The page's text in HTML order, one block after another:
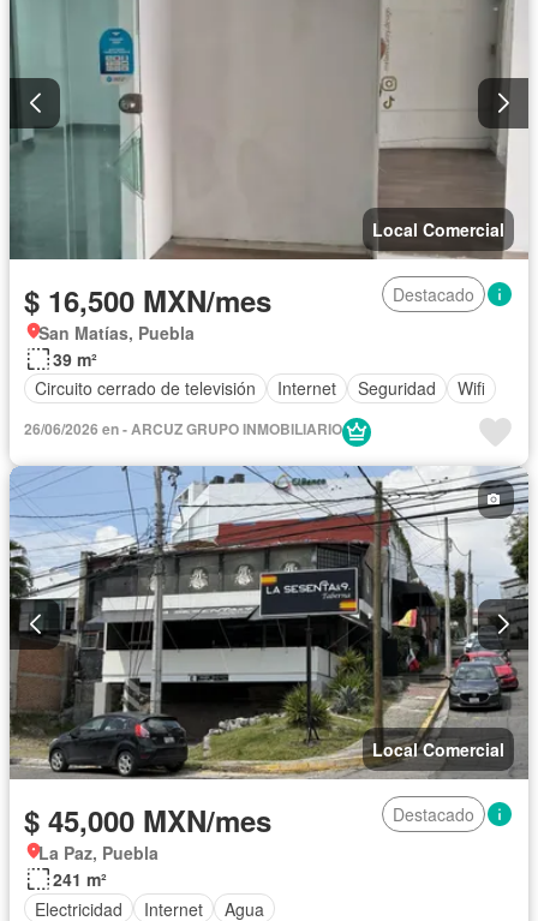
Local Comercial
$ 16,500 MXN/mes
Destacado
San Matías, Puebla
39 m²
Circuito cerrado de televisión
Internet Seguridad Wifi
26/06/2026 en - ARCUZ GRUPO INMOBILIARIO
Local Comercial
$ 45,000 MXN/mes
Destacado
La Paz, Puebla
241 m²
Electricidad
Internet Agua